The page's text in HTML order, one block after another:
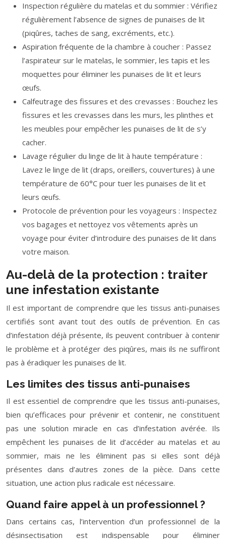
Inspection régulière du matelas et du sommier : Vérifiez
régulièrement l’absence de signes de punaises de lit
(piqûres, taches de sang, excréments, etc.).
Aspiration fréquente de la chambre à coucher : Passez
l’aspirateur sur le matelas, le sommier, les tapis et les
moquettes pour éliminer les punaises de lit et leurs
œufs.
Calfeutrage des fissures et des crevasses : Bouchez les
fissures et les crevasses dans les murs, les plinthes et
les meubles pour empêcher les punaises de lit de s’y
cacher.
Lavage régulier du linge de lit à haute température :
Lavez le linge de lit (draps, oreillers, couvertures) à une
température de 60°C pour tuer les punaises de lit et
leurs œufs.
Protocole de prévention pour les voyageurs : Inspectez
vos bagages et nettoyez vos vêtements après un
voyage pour éviter d’introduire des punaises de lit dans
votre maison.
Au-delà de la protection : traiter
une infestation existante
Il est important de comprendre que les tissus anti-punaises
certifiés sont avant tout des outils de prévention. En cas
d’infestation déjà présente, ils peuvent contribuer à contenir
le problème et à protéger des piqûres, mais ils ne suffiront
pas à éradiquer les punaises de lit.
Les limites des tissus anti-punaises
Il est essentiel de comprendre que les tissus anti-punaises,
bien qu’efficaces pour prévenir et contenir, ne constituent
pas une solution miracle en cas d’infestation avérée. Ils
empêchent les punaises de lit d’accéder au matelas et au
sommier, mais ne les éliminent pas si elles sont déjà
présentes dans d’autres zones de la pièce. Dans cette
situation, une action plus radicale est nécessaire.
Quand faire appel à un professionnel ?
Dans certains cas, l’intervention d’un professionnel de la
désinsectisation est indispensable pour éliminer